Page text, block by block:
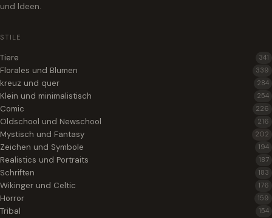
und Ideen.
STILE
Tiere 341
Florales und Blumen 339
kreuz und quer 284
Klein und minimalistisch 254
Comic 226
Oldschool und Newschool 216
Mystisch und Fantasy 202
Zeichen und Symbole 194
Realistics und Portraits 187
Schriften 183
Wikinger und Celtic 176
Horror 159
Tribal 154